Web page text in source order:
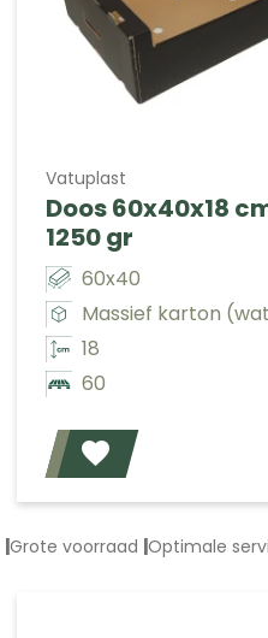
Vatuplast
Doos 60x40x18
1250 gr
60x40
Massief karton
18
60
|Grote voorraad |Optimale